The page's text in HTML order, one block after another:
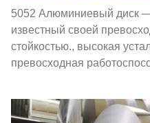
5052 Алюминиевый диск
известный своей
стойкостью., высокая
превосходная